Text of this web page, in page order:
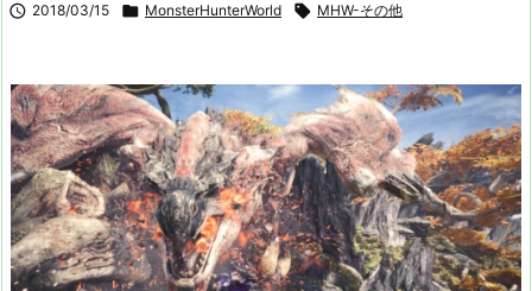
 2018/03/15  MonsterHunterWorld  MHW-その他